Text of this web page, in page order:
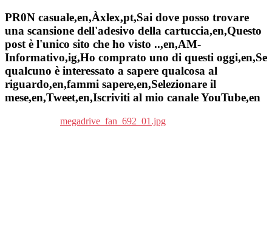
PR0N casuale,en,Àxlex,pt,Sai dove posso trovare
una scansione dell'adesivo della cartuccia,en,Questo
post è l'unico sito che ho visto ..,en,AM-
Informativo,ig,Ho comprato uno di questi oggi,en,Se
qualcuno è interessato a sapere qualcosa al
riguardo,en,fammi sapere,en,Selezionare il
mese,en,Tweet,en,Iscriviti al mio canale YouTube,en